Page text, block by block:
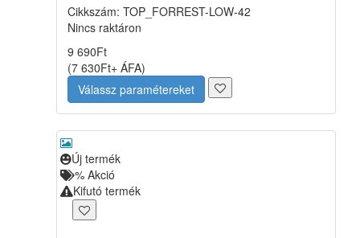
Cikkszám: TOP_FORREST-LOW-42
Nincs raktáron
9 690Ft
(7 630Ft+ ÁFA)
Válassz paramétereket
Új termék
% Akció
Kifutó termék